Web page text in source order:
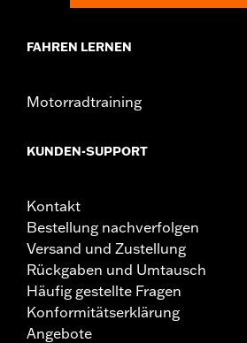
FAHREN LERNEN
Motorradtraining
KUNDEN-SUPPORT
Kontakt
Bestellung nachverfolgen
Versand und Zustellung
Rückgaben und Umtausch
Häufig gestellte Fragen
Konformitätserklärung
Angebote